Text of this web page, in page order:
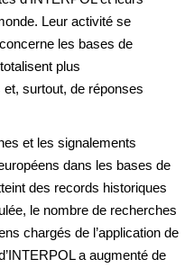
Leur activité se
les bases de
plus
surtout, de réponses
et les signalements
dans les bases de
des records historiques
le nombre de recherches
chargés de l’application de
a augmenté de